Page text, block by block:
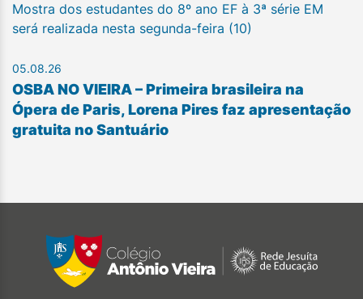
Mostra dos estudantes do 8º ano EF à 3ª série EM
será realizada nesta segunda-feira (10)
05.08.26
OSBA NO VIEIRA – Primeira brasileira na
Ópera de Paris, Lorena Pires faz apresentação
gratuita no Santuário